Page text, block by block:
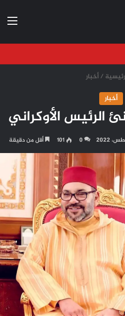
/ أخبار
أخبار
الرئيس الأوكراني
0
101 أقل من دقيقة